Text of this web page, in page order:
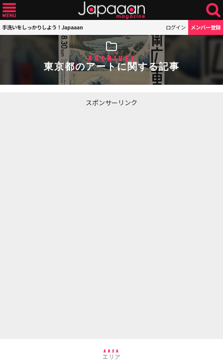
手洗いをしっかりしよう！Japaaan ログイン メンバー登録
ARCHIVES
東京都のアートに関する記事
スポンサーリンク
AREA
エリア